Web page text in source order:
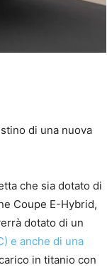
di una nuova
che sia dotato di
Coupe E-Hybrid,
dotato di un
e anche di una
in titanio con